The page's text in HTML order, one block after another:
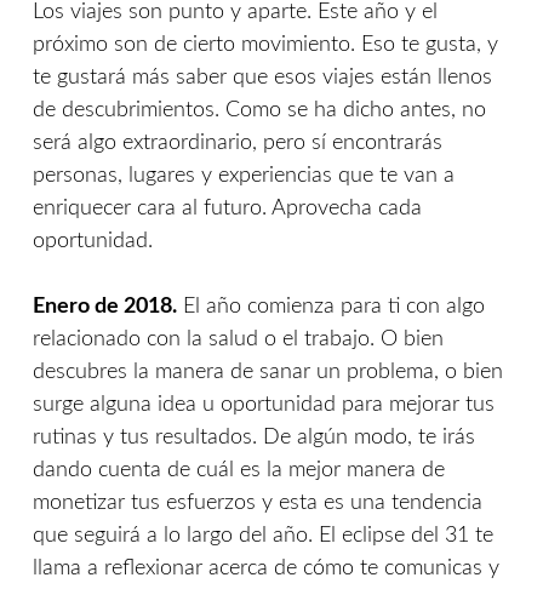
Los viajes son punto y aparte. Este año y el
próximo son de cierto movimiento. Eso te gusta, y
te gustará más saber que esos viajes están llenos
de descubrimientos. Como se ha dicho antes, no
será algo extraordinario, pero sí encontrarás
personas, lugares y experiencias que te van a
enriquecer cara al futuro. Aprovecha cada
oportunidad.
Enero de 2018. El año comienza para ti con algo
relacionado con la salud o el trabajo. O bien
descubres la manera de sanar un problema, o bien
surge alguna idea u oportunidad para mejorar tus
rutinas y tus resultados. De algún modo, te irás
dando cuenta de cuál es la mejor manera de
monetizar tus esfuerzos y esta es una tendencia
que seguirá a lo largo del año. El eclipse del 31 te
llama a reflexionar acerca de cómo te comunicas y